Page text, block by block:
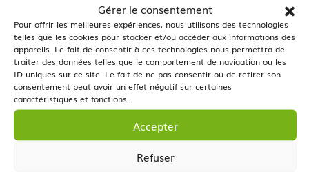
Gérer le consentement
Pour offrir les meilleures expériences, nous utilisons des technologies
telles que les cookies pour stocker et/ou accéder aux informations des
appareils. Le fait de consentir à ces technologies nous permettra de
traiter des données telles que le comportement de navigation ou les
ID uniques sur ce site. Le fait de ne pas consentir ou de retirer son
consentement peut avoir un effet négatif sur certaines
caractéristiques et fonctions.
Accepter
Refuser
Sess